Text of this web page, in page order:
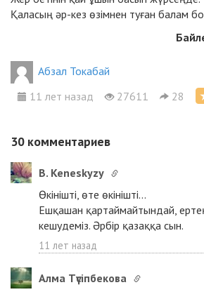
Қаласың әр-кез өзімнен туған балам
Абзал Токабай
11 лет назад
27611 28
30 комментариев
B. Keneskyzy
Өкінішті, өте өкінішті...
Ешқашан қартаймайтындай,
кешудеміз. Әрбір қазаққа сын.
11 лет назад
Алма Түсіпбекова